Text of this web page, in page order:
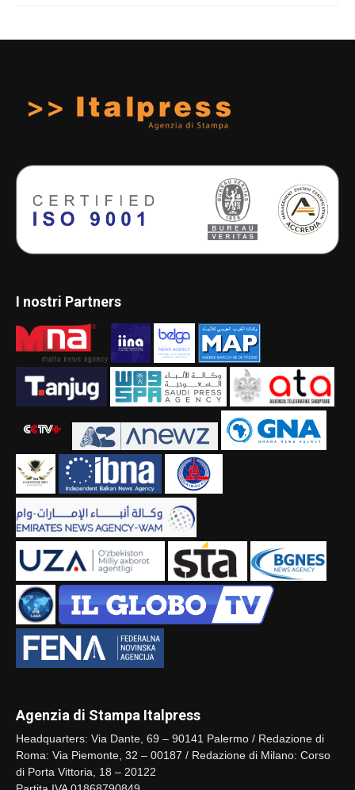
I nostri Partners
Agenzia di Stampa Italpress
Headquarters: Via Dante, 69 – 90141 Palermo / Redazione di
Roma: Via Piemonte, 32 – 00187 / Redazione di Milano: Corso
di Porta Vittoria, 18 – 20122